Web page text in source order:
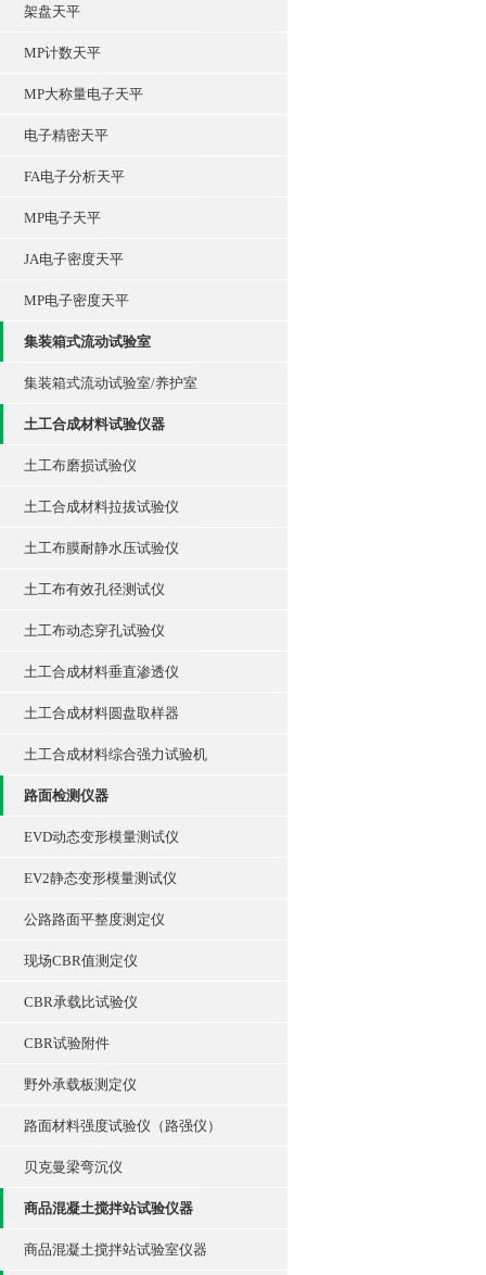
架盘天平
MP计数天平
MP大称量电子天平
电子精密天平
FA电子分析天平
MP电子天平
JA电子密度天平
MP电子密度天平
集装箱式流动试验室
集装箱式流动试验室/养护室
土工合成材料试验仪器
土工布磨损试验仪
土工合成材料拉拔试验仪
土工布膜耐静水压试验仪
土工布有效孔径测试仪
土工布动态穿孔试验仪
土工合成材料垂直渗透仪
土工合成材料圆盘取样器
土工合成材料综合强力试验机
路面检测仪器
EVD动态变形模量测试仪
EV2静态变形模量测试仪
公路路面平整度测定仪
现场CBR值测定仪
CBR承载比试验仪
CBR试验附件
野外承载板测定仪
路面材料强度试验仪（路强仪）
贝克曼梁弯沉仪
商品混凝土搅拌站试验仪器
商品混凝土搅拌站试验室仪器